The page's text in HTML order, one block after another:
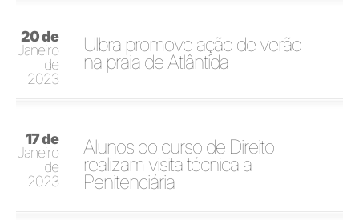
20 de
Janeiro
de
2023
Ulbra promove ação de verão
na praia de Atlântida
17 de
Janeiro
de
2023
Alunos do curso de Direito
realizam visita técnica a
Penitenciária